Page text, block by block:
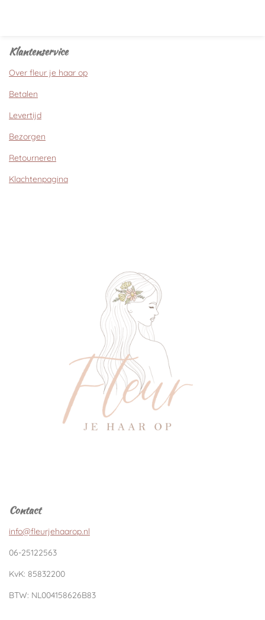
Klantenservice
Over fleur je haar op
Betalen
Levertijd
Bezorgen
Retourneren
Klachtenpagina
Contact
info@fleurjehaarop.nl
06-25122563
KvK: 85832200
BTW: NL004158626B83